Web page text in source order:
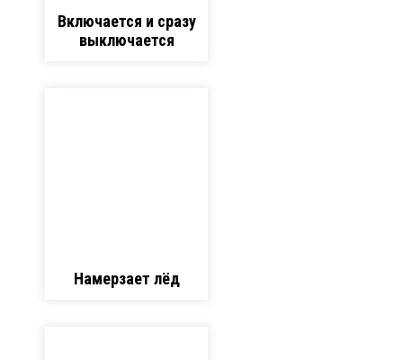
Включается и сразу
выключается
Намерзает лёд